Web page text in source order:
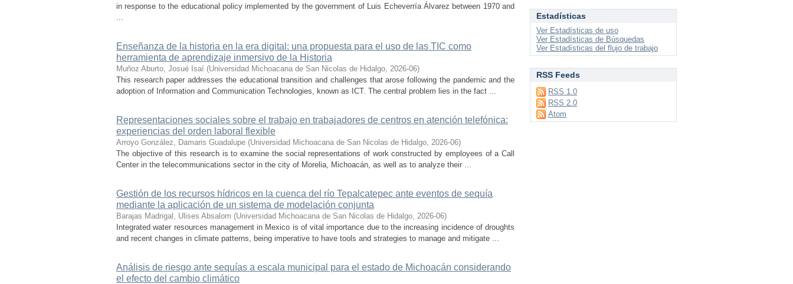
in response to the educational policy implemented by the government of Luis Echeverría Álvarez between 1970 and
...
Enseñanza de la historia en la era digital: una propuesta para el uso de las TIC como
herramienta de aprendizaje inmersivo de la Historia
Muñoz Aburto, Josué Isaí (Universidad Michoacana de San Nicolas de Hidalgo, 2026-06)
This research paper addresses the educational transition and challenges that arose following the pandemic and the
adoption of Information and Communication Technologies, known as ICT. The central problem lies in the fact ...
Representaciones sociales sobre el trabajo en trabajadores de centros en atención telefónica:
experiencias del orden laboral flexible
Arroyo González, Damaris Guadalupe (Universidad Michoacana de San Nicolas de Hidalgo, 2026-06)
The objective of this research is to examine the social representations of work constructed by employees of a Call
Center in the telecommunications sector in the city of Morelia, Michoacán, as well as to analyze their ...
Gestión de los recursos hídricos en la cuenca del río Tepalcatepec ante eventos de sequía
mediante la aplicación de un sistema de modelación conjunta
Barajas Madrigal, Ulises Absalom (Universidad Michoacana de San Nicolas de Hidalgo, 2026-06)
Integrated water resources management in Mexico is of vital importance due to the increasing incidence of droughts
and recent changes in climate patterns, being imperative to have tools and strategies to manage and mitigate ...
Análisis de riesgo ante sequías a escala municipal para el estado de Michoacán considerando
el efecto del cambio climático
Estadísticas
Ver Estadísticas de uso
Ver Estadísticas de Búsquedas
Ver Estadísticas del flujo de trabajo
RSS Feeds
RSS 1.0
RSS 2.0
Atom